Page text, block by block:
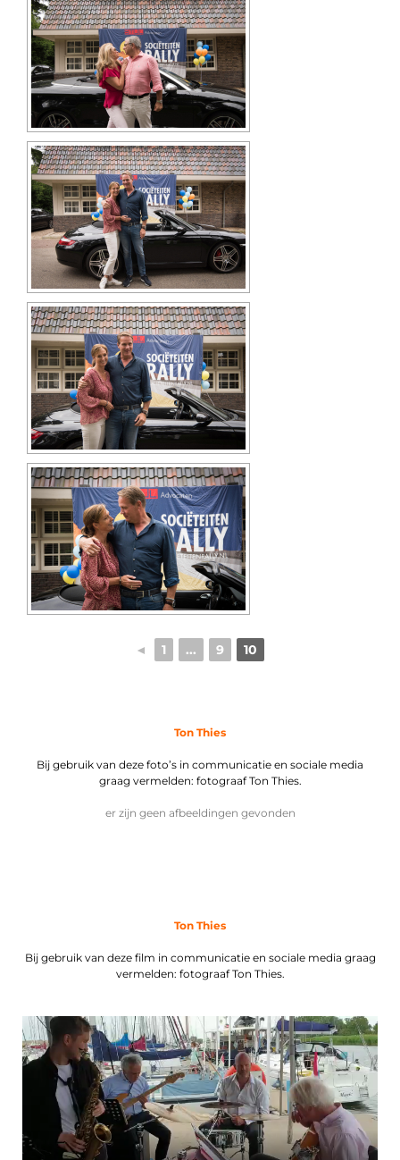
◄ 1 ... 9 10
Ton Thies
Bij gebruik van deze foto’s in communicatie en sociale media
graag vermelden: fotograaf Ton Thies.
er zijn geen afbeeldingen gevonden
Ton Thies
Bij gebruik van deze film in communicatie en sociale media graag
vermelden: fotograaf Ton Thies.